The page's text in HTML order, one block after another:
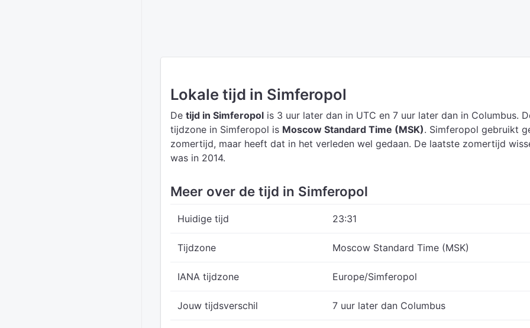
Lokale tijd in Simferopol
De tijd in Simferopol is 3 uur later dan in UTC en 7 uur later dan in Columbus.
tijdzone in Simferopol is Moscow Standard Time (MSK). Simferopol gebruikt
zomertijd, maar heeft dat in het verleden wel gedaan. De laatste zomertijd
was in 2014.
Meer over de tijd in Simferopol
Huidige tijd 23:31
Tijdzone Moscow Standard Time (MSK)
IANA tijdzone Europe/Simferopol
Jouw tijdsverschil 7 uur later dan Columbus